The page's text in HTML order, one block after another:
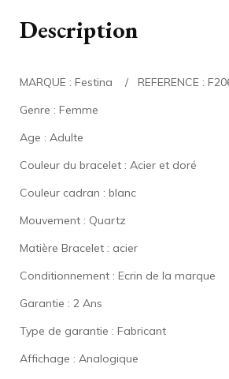
Description
MARQUE : Festina / REFERENCE :
Genre : Femme
Age : Adulte
Couleur du bracelet : Acier et doré
Couleur cadran : blanc
Mouvement : Quartz
Matière Bracelet : acier
Conditionnement : Ecrin de la marque
Garantie : 2 Ans
Type de garantie : Fabricant
Affichage : Analogique